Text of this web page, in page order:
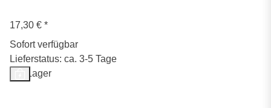
17,30 € *
Sofort verfügbar
Lieferstatus: ca. 3-5 Tage
Auf Lager